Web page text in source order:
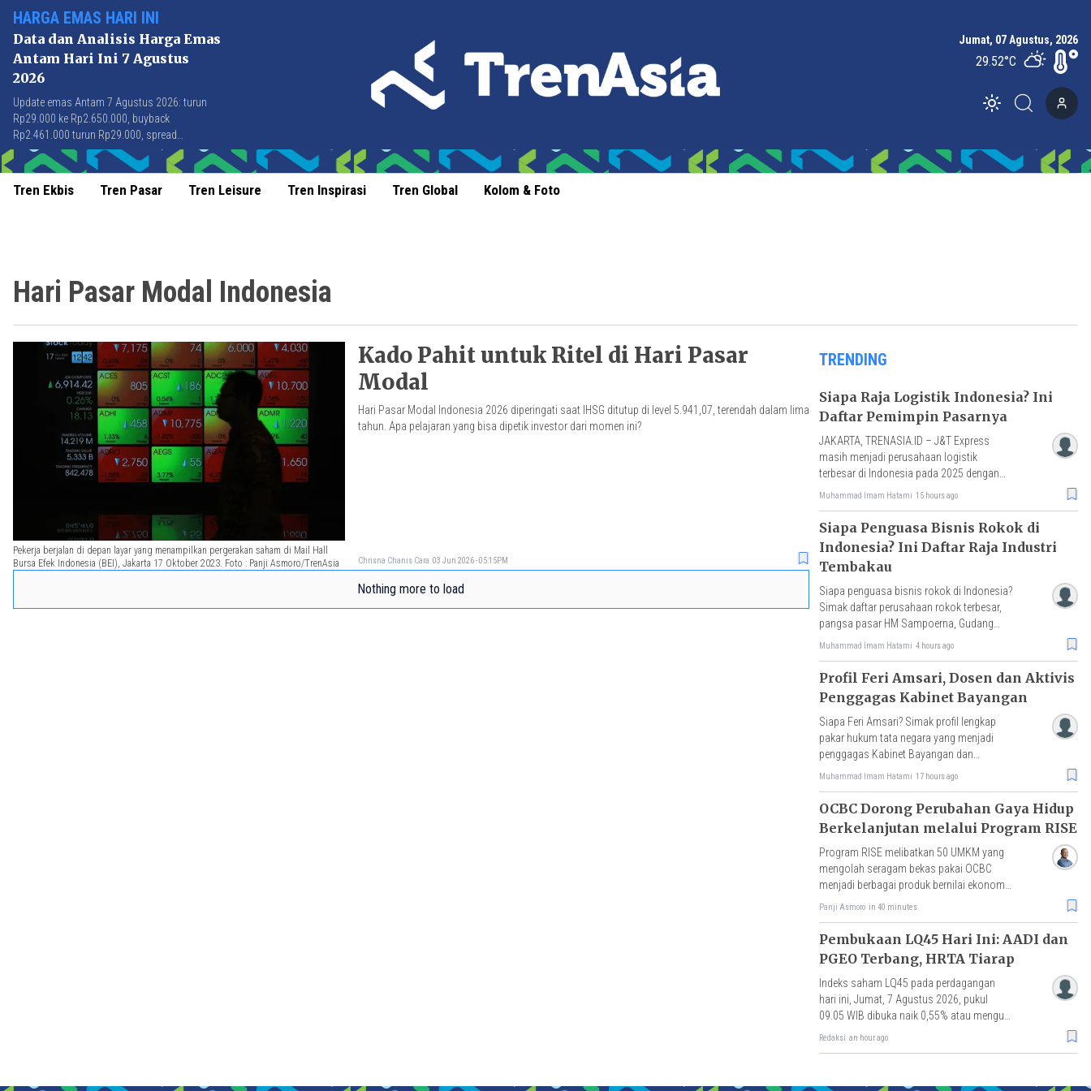
HARGA EMAS HARI INI
Data dan Analisis Harga Emas
Antam Hari Ini 7 Agustus
2026
Update emas Antam 7 Agustus 2026: turun
Rp29.000 ke Rp2.650.000, buyback
Rp2.461.000 turun Rp29.000, spread
Rp189.000 stabil di level terbaik sejak April
2026.
Jumat, 07 Agustus, 2026
29.52°C
Toggle theme
Tren Ekbis Tren Pasar Tren Leisure Tren Inspirasi Tren Global Kolom & Foto
Hari Pasar Modal Indonesia
Kado Pahit untuk Ritel di Hari Pasar
Modal
Hari Pasar Modal Indonesia 2026 diperingati saat IHSG ditutup di level 5.941,07, terendah dalam lima
tahun. Apa pelajaran yang bisa dipetik investor dari momen ini?
Chrisna Chanis Cara 03 Jun 2026 - 05:15PM
Pekerja berjalan di depan layar yang menampilkan pergerakan saham di Mail Hall
Bursa Efek Indonesia (BEI), Jakarta 17 Oktober 2023. Foto : Panji Asmoro/TrenAsia
Nothing more to load
TRENDING
Siapa Raja Logistik Indonesia? Ini
Daftar Pemimpin Pasarnya
JAKARTA, TRENASIA.ID – J&T Express
masih menjadi perusahaan logistik
terbesar di Indonesia pada 2025 dengan
pangsa pasar sekitar 30%, disusul Shopee
Muhammad Imam Hatami 15 hours ago
Siapa Penguasa Bisnis Rokok di
Indonesia? Ini Daftar Raja Industri
Tembakau
Siapa penguasa bisnis rokok di Indonesia?
Simak daftar perusahaan rokok terbesar,
pangsa pasar HM Sampoerna, Gudang
Garam, Djarum, hingga tantangan rokok
Muhammad Imam Hatami 4 hours ago
Profil Feri Amsari, Dosen dan Aktivis
Penggagas Kabinet Bayangan
Siapa Feri Amsari? Simak profil lengkap
pakar hukum tata negara yang menjadi
penggagas Kabinet Bayangan dan
menjabat Menteri Sekretaris Negara
Muhammad Imam Hatami 17 hours ago
OCBC Dorong Perubahan Gaya Hidup
Berkelanjutan melalui Program RISE
Program RISE melibatkan 50 UMKM yang
mengolah seragam bekas pakai OCBC
menjadi berbagai produk bernilai ekonomi,
dengan hasil penjualan akan disalurkan
Panji Asmoro in 40 minutes
Pembukaan LQ45 Hari Ini: AADI dan
PGEO Terbang, HRTA Tiarap
Indeks saham LQ45 pada perdagangan
hari ini, Jumat, 7 Agustus 2026, pukul
09.05 WIB dibuka naik 0,55% atau menguat
3 poin ke level 634,35.
Redaksi an hour ago